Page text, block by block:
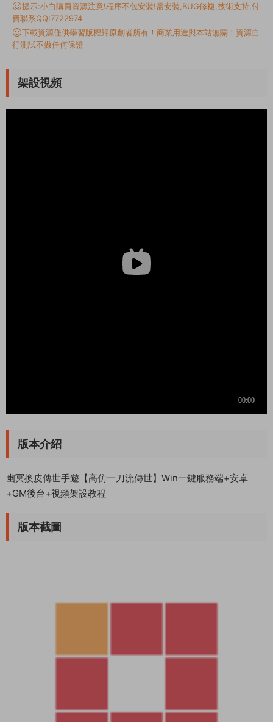
提示:小白購買資源注意!程序不包安裝!需安裝,BUG修複,技術支持,付
費聯系QQ:7722974
下載資源僅供學習版權歸原創者所有！商業用途與本站無關！資源自
行測試不做任何保證
架設視頻
版本介紹
幽冥換皮傳世手遊【高仿一刀流傳世】Win一鍵服務端+安卓
+GM後台+視頻架設教程
版本截圖